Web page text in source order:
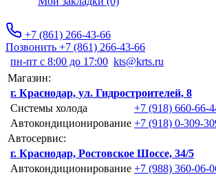
+7 (861) 266-43-66
Позвонить +7 (861) 266-43-66
пн-пт с 8:00 до 17:00 kts@krts.ru
Магазин:
г. Краснодар, ул. Гидростроителей, 8
Системы холода
+7 (918) 660-66-
Автокондиционирование +7 (918) 0-309-
Автосервис:
г. Краснодар, Ростовское Шоссе, 34/5
Автокондиционирование +7 (988) 360-06-